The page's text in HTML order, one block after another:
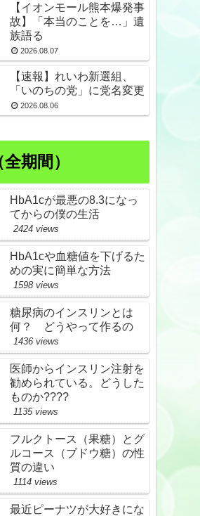
【イオンモール熊本爆発事
故】「本当のことを…」遺
族語る
2026.08.07
【速報】れいわ新選組、
「いのちの党」に党名変更
2026.08.06
期間）
HbA1cが最悪の8.3になっ
てからの僕の生活
2424 views
HbA1cや血糖値を下げるた
めの実に簡単な方法
1598 views
糖尿病のインスリンとは
何？ どうやって作るの
1436 views
医師からインスリン注射を
勧められている。どうした
ものか????
1135 views
フルクトース（果糖）とグ
ルコース（ブドウ糖）の性
質の違い
1114 views
最近ピーナツが大好きにな